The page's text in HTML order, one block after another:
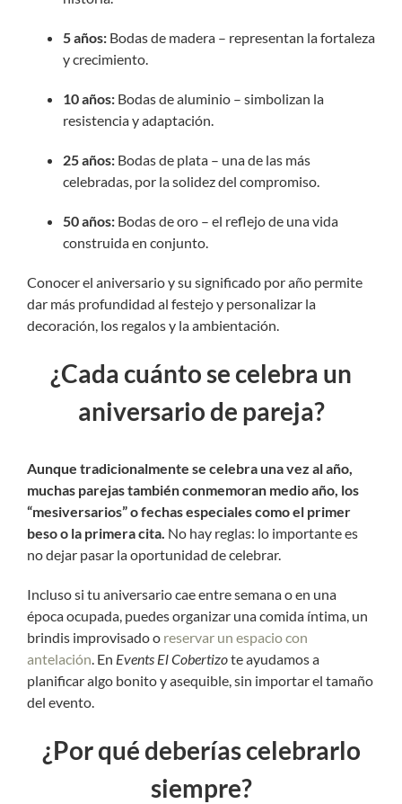
5 años:Bodas de madera – representan la fortaleza
y crecimiento.
10 años:Bodas de aluminio – simbolizan la
resistencia y adaptación.
25 años:Bodas de plata – una de las más
celebradas, por la solidez del compromiso.
50 años:Bodas de oro – el reflejo de una vida
construida en conjunto.
Conocer el aniversario y su significado por año permite
dar más profundidad al festejo y personalizar la
decoración, los regalos y la ambientación.
¿Cada cuánto se celebra un
aniversario de pareja?
Aunque tradicionalmente se celebra una vez al año,
muchas parejas también conmemoran medio año, los
“mesiversarios” o fechas especiales como el primer
beso o la primera cita. No hay reglas: lo importante es
no dejar pasar la oportunidad de celebrar.
Incluso si tu aniversario cae entre semana o en una
época ocupada, puedes organizar una comida íntima, un
brindis improvisado o reservar un espacio con
antelación . En Events El Cobertizote ayudamos a
planificar algo bonito y asequible, sin importar el tamaño
del evento.
¿Por qué deberías celebrarlo
siempre?